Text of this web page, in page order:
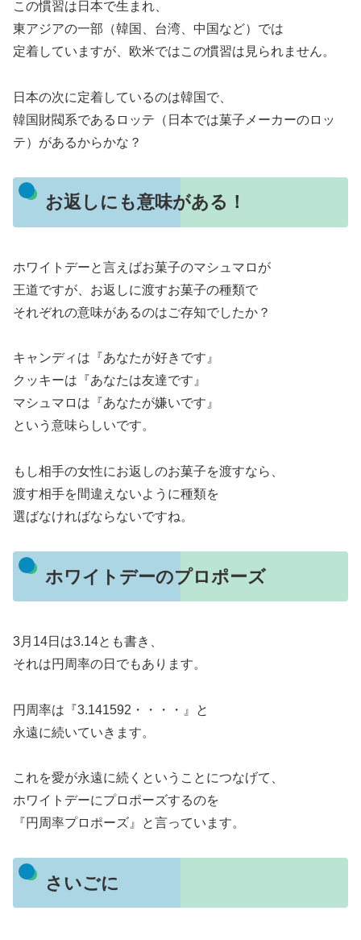
この慣習は日本で生まれ、
東アジアの一部（韓国、台湾、中国など）では
定着していますが、欧米ではこの慣習は見られません。
日本の次に定着しているのは韓国で、
韓国財閥系であるロッテ（日本では菓子メーカーのロッ
テ）があるからかな？
お返しにも意味がある！
ホワイトデーと言えばお菓子のマシュマロが
王道ですが、お返しに渡すお菓子の種類で
それぞれの意味があるのはご存知でしたか？
キャンディは『あなたが好きです』
クッキーは『あなたは友達です』
マシュマロは『あなたが嫌いです』
という意味らしいです。
もし相手の女性にお返しのお菓子を渡すなら、
渡す相手を間違えないように種類を
選ばなければならないですね。
ホワイトデーのプロポーズ
3月14日は3.14とも書き、
それは円周率の日でもあります。
円周率は『3.141592・・・・』と
永遠に続いていきます。
これを愛が永遠に続くということにつなげて、
ホワイトデーにプロポーズするのを
『円周率プロポーズ』と言っています。
さいごに